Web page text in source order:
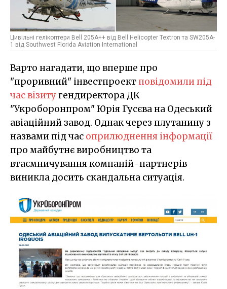
Цивільні гелікоптери Bell 205A++ від Bell Helicopter Textron та SW205A-
1 від Southwest Florida Aviation International
Варто нагадати, що вперше про
"проривний" інвестпроектповідомили під
час візитугендиректора ДК
"Укроборонпром" Юрія Гусєва на Одеський
авіаційний завод. Однак через плутанину з
назвами під час оприлюднення інформації
про майбутнє виробництво та
втаємничування компаній-партнерів
виникла досить скандальна ситуація.